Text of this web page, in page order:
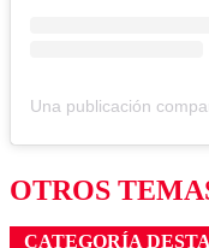
OTROS
CATEGORÍA